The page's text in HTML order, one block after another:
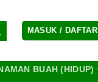
MASUK / DAFTAR
BUAH (HIDUP)